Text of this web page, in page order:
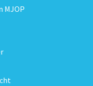
MJOP